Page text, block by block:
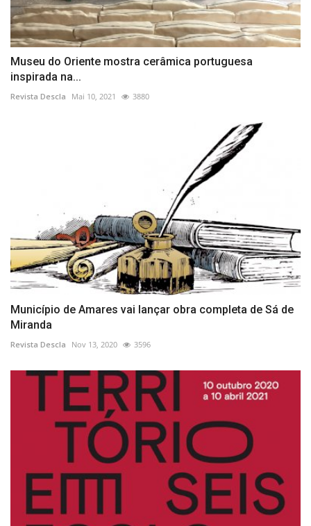
Museu do Oriente mostra cerâmica portuguesa
inspirada na...
Revista Descla Mai 10, 2021 3880
Município de Amares vai lançar obra completa de Sá de
Miranda
Revista Descla Nov 13, 2020 3596